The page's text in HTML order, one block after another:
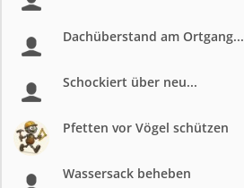
Dachüberstand am Ortgang...
Schockiert über neu...
Pfetten vor Vögel schützen
Wassersack beheben